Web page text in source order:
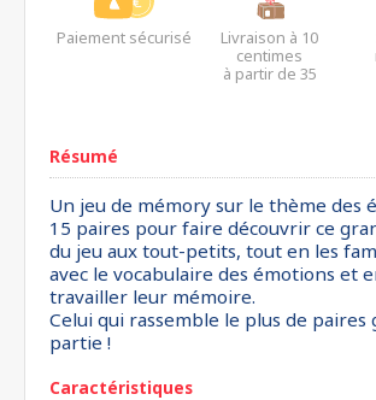
Paiement sécurisé
Livraison à 10
centimes
à partir de 35
Résumé
Un jeu de mémory sur le thème des
15 paires pour faire découvrir ce
du jeu aux tout-petits, tout en les
avec le vocabulaire des émotions et
travailler leur mémoire.
Celui qui rassemble le plus de paires
partie !
Caractéristiques